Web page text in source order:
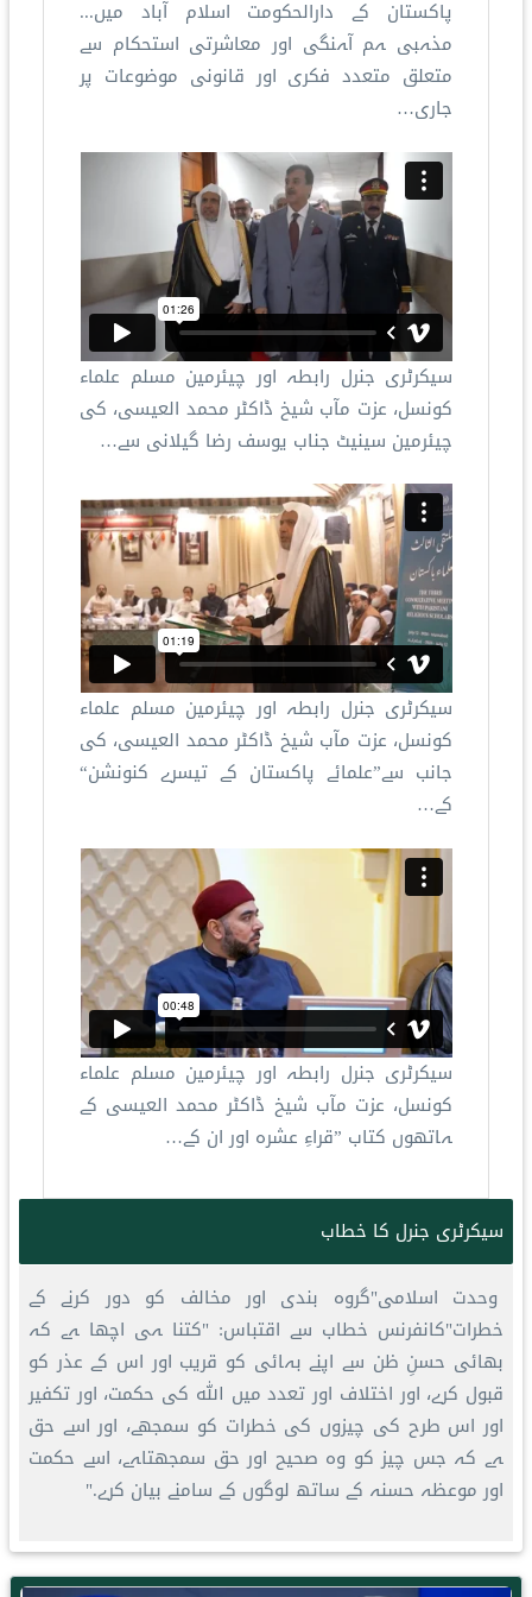
پاکستان کے دارالحکومت اسلام آباد میں...
مذہبی ہم آہنگی اور معاشرتی استحکام سے
متعلق متعدد فکری اور قانونی موضوعات پر
جاری…
سیکرٹری جنرل رابطہ اور چیئرمین مسلم علماء
کونسل، عزت مآب شیخ ڈاکٹر محمد العیسی، کی
چیئرمین سینیٹ جناب یوسف رضا گیلانی سے…
سیکرٹری جنرل رابطہ اور چیئرمین مسلم علماء
کونسل، عزت مآب شیخ ڈاکٹر محمد العیسی، کی
جانب سے”علمائے پاکستان کے تیسرے کنونشن“
کے…
سیکرٹری جنرل رابطہ اور چیئرمین مسلم علماء
کونسل، عزت مآب شیخ ڈاکٹر محمد العیسی کے
ہاتھوں کتاب ”قراءِ عشرہ اور ان کے…
سیکرٹری جنرل کا خطاب
وحدت اسلامی"گروہ بندی اور مخالف کو دور کرنے کے
خطرات"کانفرنس خطاب سے اقتباس: "کتنا ہی اچھا ہے کہ
بھائی حسنِ ظن سے اپنے بہائی کو قریب اور اس کے عذر کو
قبول کرے، اور اختلاف اور تعدد میں اللہ کی حکمت، اور تکفیر
اور اس طرح کی چیزوں کی خطرات کو سمجھے، اور اسے حق
ہے کہ جس چیز کو وہ صحیح اور حق سمجھتاہے، اسے حکمت
اور موعظہ حسنہ کے ساتھ لوگوں کے سامنے بیان کرے."